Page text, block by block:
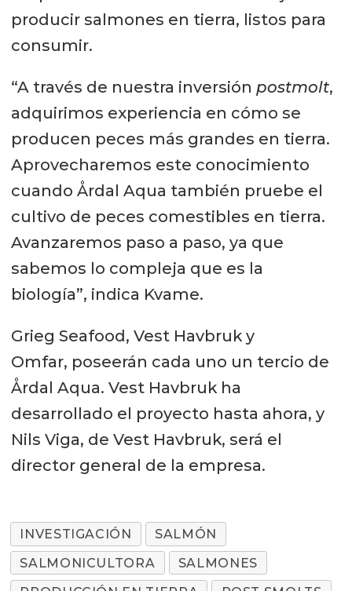
producir salmones en tierra, listos para
consumir.
“A través de nuestra inversión postmolt,
adquirimos experiencia en cómo se
producen peces más grandes en tierra.
Aprovecharemos este conocimiento
cuando Årdal Aqua también pruebe el
cultivo de peces comestibles en tierra.
Avanzaremos paso a paso, ya que
sabemos lo compleja que es la
biología”, indica Kvame.
Grieg Seafood, Vest Havbruk y
Omfar, poseerán cada uno un tercio de
Årdal Aqua. Vest Havbruk ha
desarrollado el proyecto hasta ahora, y
Nils Viga, de Vest Havbruk, será el
director general de la empresa.
INVESTIGACIÓN
SALMÓN
SALMONICULTORA
SALMONES